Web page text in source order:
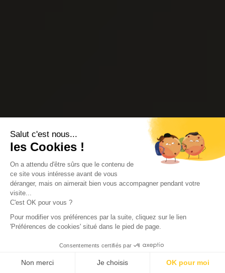
Salut c'est nous...
les Cookies !
On a attendu d'être sûrs que le contenu de
ce site vous intéresse avant de vous
déranger, mais on aimerait bien vous accompagner pendant votre
visite...
C'est OK pour vous ?
Pour modifier vos préférences par la suite, cliquez sur le lien
'Préférences de cookies' situé dans le pied de page.
Consentements certifiés par
Non merci Je choisis OK pour moi